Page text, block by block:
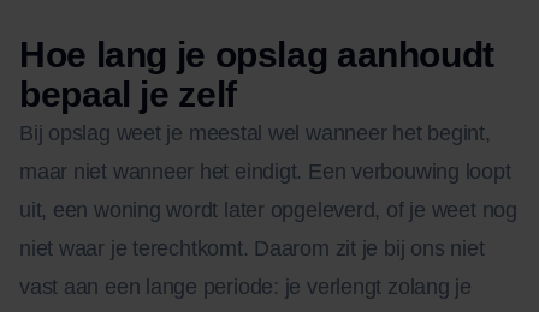
Hoe lang je opslag aanhoudt
bepaal je zelf
Bij opslag weet je meestal wel wanneer het begint,
maar niet wanneer het eindigt. Een verbouwing loopt
uit, een woning wordt later opgeleverd, of je weet nog
niet waar je terechtkomt. Daarom zit je bij ons niet
vast aan een lange periode: je verlengt zolang je